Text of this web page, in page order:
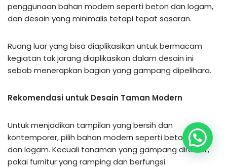
penggunaan bahan modern seperti beton dan logam,
dan desain yang minimalis tetapi tepat sasaran.
Ruang luar yang bisa diaplikasikan untuk bermacam
kegiatan tak jarang diaplikasikan dalam desain ini
sebab menerapkan bagian yang gampang dipelihara.
Rekomendasi untuk Desain Taman Modern
Untuk menjadikan tampilan yang bersih dan
kontemporer, pilih bahan modern seperti beton, kaca,
dan logam. Kecuali tanaman yang gampang dirawat,
pakai furnitur yang ramping dan berfungsi.